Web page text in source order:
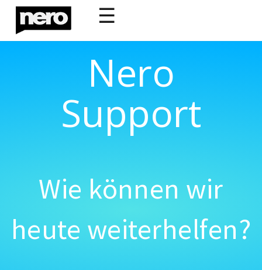
☰
Nero
Support
Wie können wir
heute weiterhelfen?